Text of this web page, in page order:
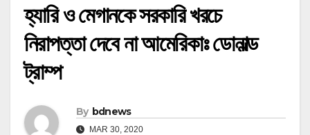
হ্যারি ও মেগানকে সরকারি খরচে
নিরাপত্তা দেবে না আমেরিকাঃ ডোনাল্ড
ট্রাম্প
By bdnews
MAR 30, 2020